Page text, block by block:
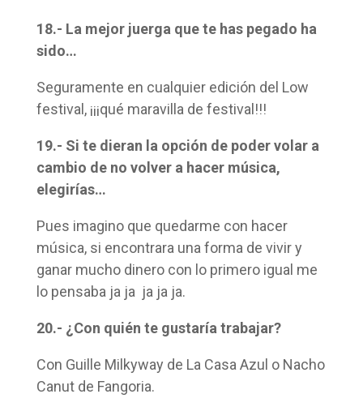
18.- La mejor juerga que te has pegado ha
sido…
Seguramente en cualquier edición del Low
festival, ¡¡¡qué maravilla de festival!!!
19.- Si te dieran la opción de poder volar a
cambio de no volver a hacer música,
elegirías…
Pues imagino que quedarme con hacer
música, si encontrara una forma de vivir y
ganar mucho dinero con lo primero igual me
lo pensaba ja ja ja ja ja.
20.- ¿Con quién te gustaría trabajar?
Con Guille Milkyway de La Casa Azul o Nacho
Canut de Fangoria.